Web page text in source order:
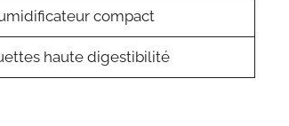
compact
haute digestibilité